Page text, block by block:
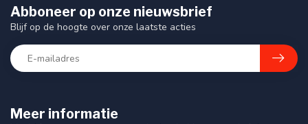
Meer informatie
Abboneer op onze nieuwsbrief
Blijf op de hoogte over onze laatste acties